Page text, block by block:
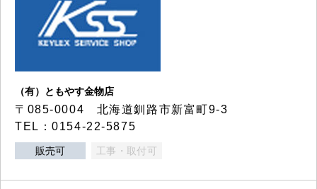
（有）ともやす金物店
〒085-0004 北海道釧路市新富町9-3
TEL：0154-22-5875
販売可 工事・取付可